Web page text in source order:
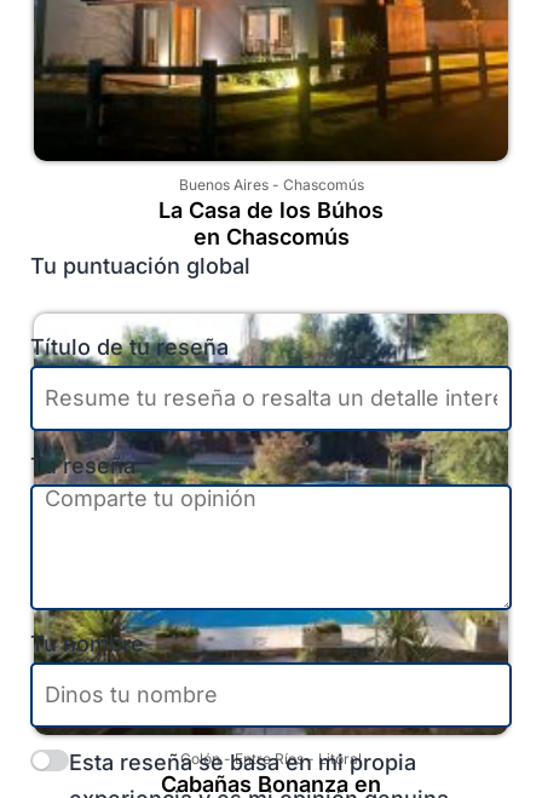
Buenos Aires- Chascomús
La Casa de los Búhos
en Chascomús
Colón-Entre Ríos- Litoral
Cabañas Bonanza en
Tu puntuación global
Título de tu reseña
Tu reseña
Tu nombre
Esta reseña se basa en mi propia